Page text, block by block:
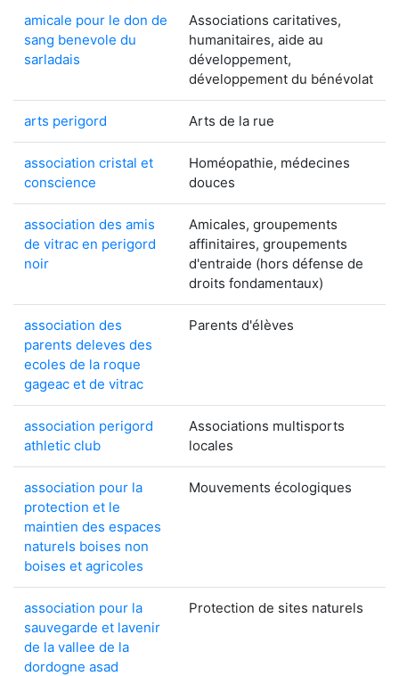
amicale pour le don de
sang benevole du
sarladais
Associations caritatives,
humanitaires, aide au
développement,
développement du bénévolat
arts perigord Arts de la rue
association cristal et
conscience
Homéopathie, médecines
douces
association des amis
de vitrac en perigord
noir
Amicales, groupements
affinitaires, groupements
d'entraide (hors défense de
droits fondamentaux)
association des
parents deleves des
ecoles de la roque
gageac et de vitrac
Parents d'élèves
association perigord
athletic club
Associations multisports
locales
association pour la
protection et le
maintien des espaces
naturels boises non
boises et agricoles
Mouvements écologiques
association pour la
sauvegarde et lavenir
de la vallee de la
dordogne asad
Protection de sites naturels